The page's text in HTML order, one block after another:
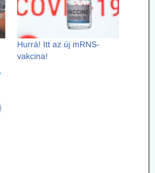
Hurrá! Itt az új mRNS-
vakcina!